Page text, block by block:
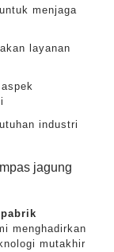
menjaga
layanan
industri
jagung
pabrik
menghadirkan
mutakhir